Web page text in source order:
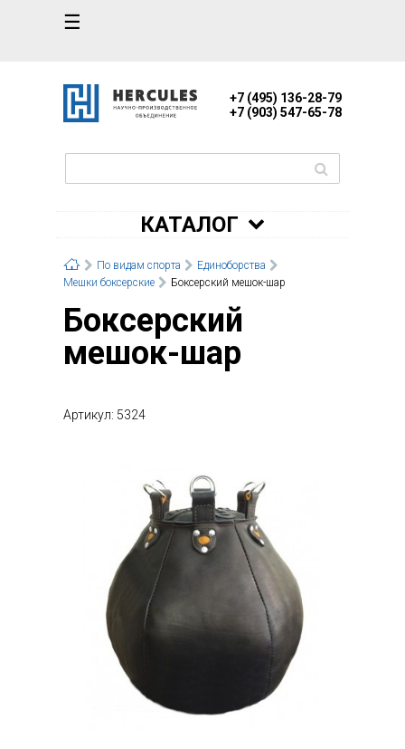
☰
+7 (495) 136-28-79
+7 (903) 547-65-78
КАТАЛОГ
По видам спорта
Единоборства
Мешки боксерские
Боксерский мешок-шар
Боксерский
мешок-шар
Артикул: 5324